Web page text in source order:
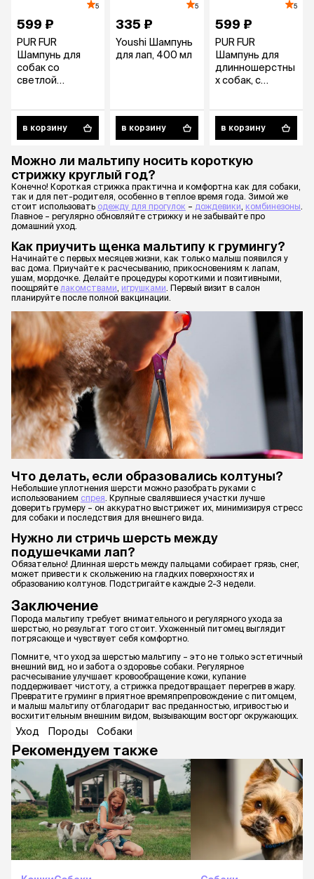
5
599 ₽
PUR FUR
Шампунь для
собак со
светлой
пенообразовани
ем, 400 мл
в корзину
5
335 ₽
Youshi Шампунь
для лап, 400 мл
в корзину
5
599 ₽
PUR FUR
Шампунь для
длинношерстны
х собак, с
ем, 400 мл
в корзину
Можно ли мальтипу носить короткую
стрижку круглый год?
Конечно! Короткая стрижка практична и комфортна как для собаки,
так и для пет-родителя, особенно в теплое время года. Зимой же
стоит использовать одежду для прогулок – дождевики комбинезоны
Главное – регулярно обновляйте стрижку и не забывайте про
домашний уход.
Как приучить щенка мальтипу к грумингу?
Начинайте с первых месяцев жизни, как только малыш появился у
вас дома. Приучайте к расчесыванию, прикосновениям к лапам,
ушам, мордочке. Делайте процедуры короткими и позитивными,
поощряйте лакомствами игрушками . Первый визит в салон
планируйте после полной вакцинации.
Что делать, если образовались колтуны?
Небольшие уплотнения шерсти можно разобрать руками с
использованием спрея . Крупные свалявшиеся участки лучше
доверить грумеру – он аккуратно выстрижет их, минимизируя стресс
для собаки и последствия для внешнего вида.
Нужно ли стричь шерсть между
подушечками лап?
Обязательно! Длинная шерсть между пальцами собирает грязь, снег,
может привести к скольжению на гладких поверхностях и
образованию колтунов. Подстригайте каждые 2-3 недели.
Заключение
Порода мальтипу требует внимательного и регулярного ухода за
шерстью, но результат того стоит. Ухоженный питомец выглядит
потрясающе и чувствует себя комфортно.
Помните, что уход за шерстью мальтипу – это не только эстетичный
внешний вид, но и забота о здоровье собаки. Регулярное
расчесывание улучшает кровообращение кожи, купание
поддерживает чистоту, а стрижка предотвращает перегрев в жару.
Превратите груминг в приятное времяпрепровождение с питомцем,
и малыш мальтипу отблагодарит вас преданностью, игривостью и
восхитительным внешним видом, вызывающим восторг окружающих.
Уход Породы Собаки
Рекомендуем также